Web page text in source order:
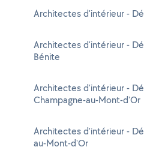
Architectes d'intérieur -
Architectes d'intérieur -
Bénite
Architectes d'intérieur -
Champagne-au-Mont-d'Or
Architectes d'intérieur -
au-Mont-d'Or